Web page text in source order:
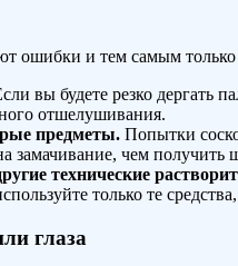
ошибки и тем самым
вы будете резко дергать
отшелушивания.
предметы. Попытки
замачивание, чем получить
технические
только те
глаза